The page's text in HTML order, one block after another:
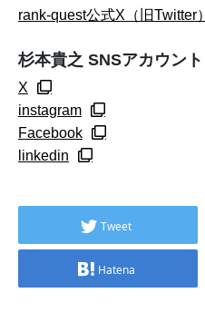
rank-quest公式X（旧Twitter）
杉本貴之 SNSアカウント
X
instagram
Facebook
linkedin
Tweet
Hatena